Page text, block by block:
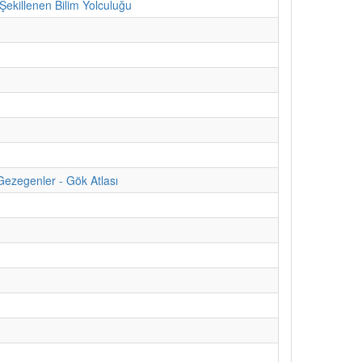
Bilim Yolculuğu
- Gök Atlası